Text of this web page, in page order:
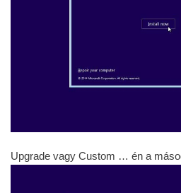
Upgrade vagy Custom … én a